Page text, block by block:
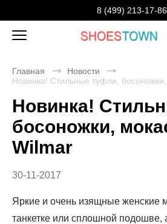
8 (499) 213-17-86
Главная
Новости
Новинка! Стильные туфли,
Новинка!
босоножки,
Wilmar
30-11-2017
Яркие и очень изящные женские
танкетке или сплошной подошве,